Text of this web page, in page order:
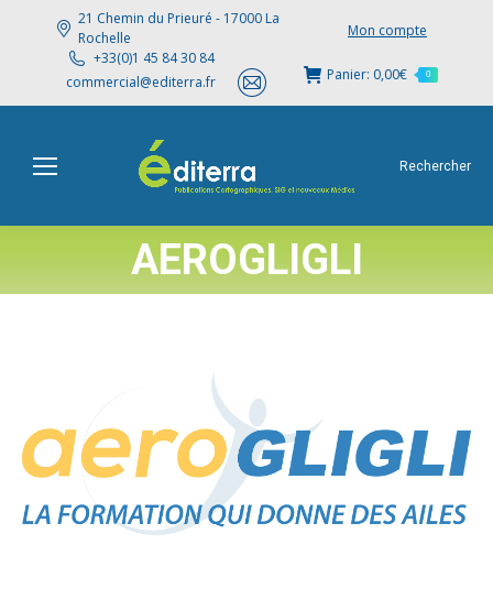
21 Chemin du Prieuré - 17000 La
Rochelle
+33(0)1 45 84 30 84
commercial@editerra.fr
Mon compte
Panier: 0,00€ 0
Rechercher
AEROGLIGLI